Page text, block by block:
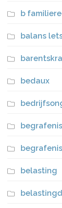
b
balans
bedaux
begrafenis
belasting